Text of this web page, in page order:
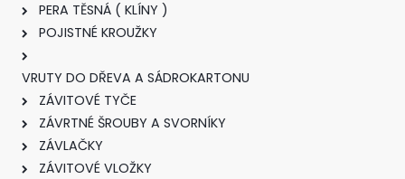
PERA TĚSNÁ ( KLÍNY )
POJISTNÉ KROUŽKY
VRUTY DO DŘEVA A SÁDROKARTONU
ZÁVITOVÉ TYČE
ZÁVRTNÉ ŠROUBY A SVORNÍKY
ZÁVLAČKY
ZÁVITOVÉ VLOŽKY